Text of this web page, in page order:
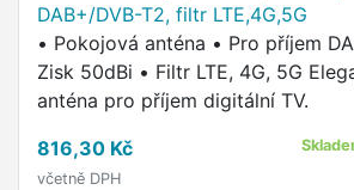
DAB+/DVB-T2, filtr LTE,4G,5G
• Pokojová anténa • Pro příjem
Zisk 50dBi • Filtr LTE, 4G, 5G
anténa pro příjem digitální TV.
816,30 Kč
včetně DPH